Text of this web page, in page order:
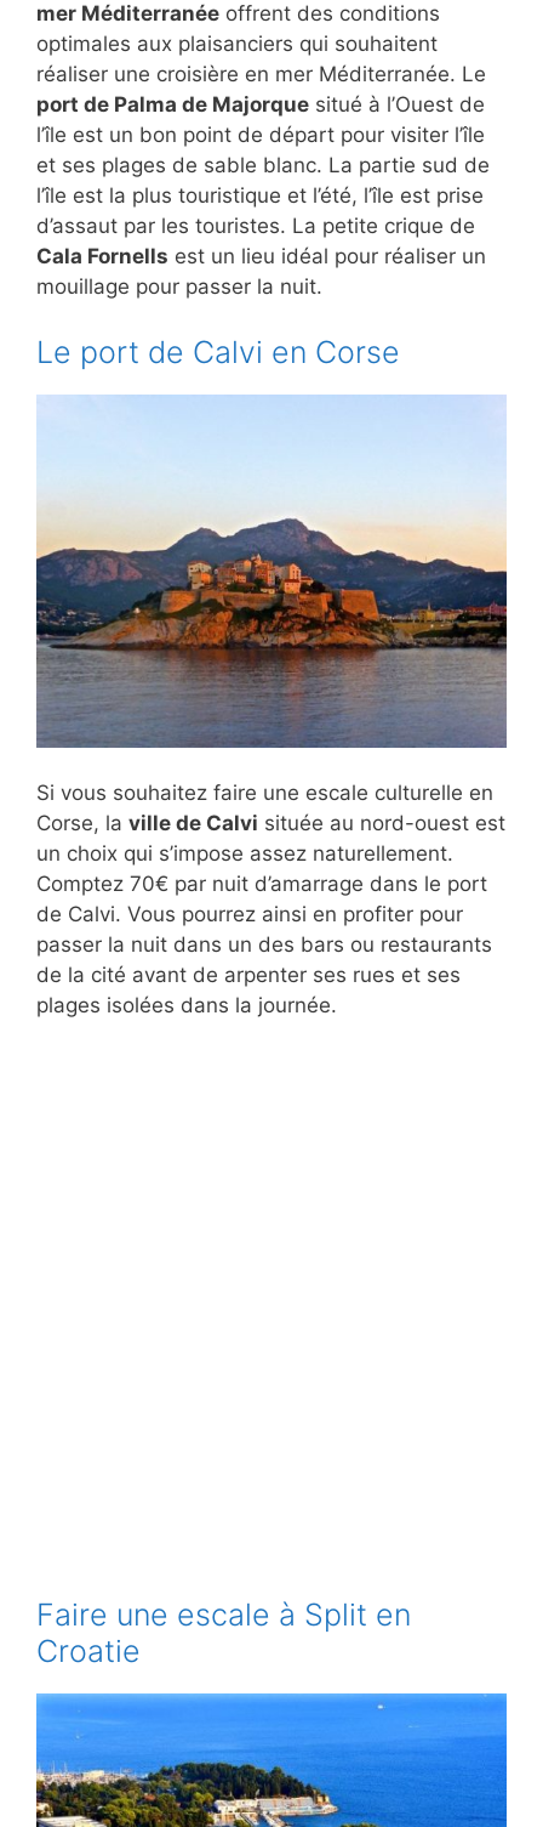
mer Méditerranée offrent des conditions
optimales aux plaisanciers qui souhaitent
réaliser une croisière en mer Méditerranée. Le
port de Palma de Majorque situé à l’Ouest de
l’île est un bon point de départ pour visiter l’île
et ses plages de sable blanc. La partie sud de
l’île est la plus touristique et l’été, l’île est prise
d’assaut par les touristes. La petite crique de
Cala Fornells est un lieu idéal pour réaliser un
mouillage pour passer la nuit.
Le port de Calvi en Corse
Si vous souhaitez faire une escale culturelle en
Corse, la ville de Calvi située au nord-ouest est
un choix qui s’impose assez naturellement.
Comptez 70€ par nuit d’amarrage dans le port
de Calvi. Vous pourrez ainsi en profiter pour
passer la nuit dans un des bars ou restaurants
de la cité avant de arpenter ses rues et ses
plages isolées dans la journée.
Faire une escale à Split en
Croatie